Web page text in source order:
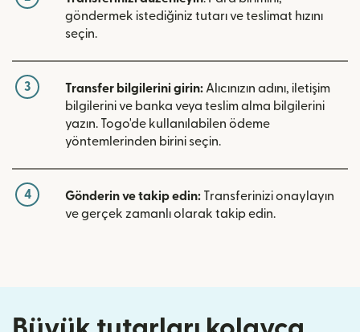
göndermek istediğiniz tutarı ve teslimat hızını
seçin.
3 Transfer bilgilerini girin: Alıcınızın adını, iletişim
bilgilerini ve banka veya teslim alma bilgilerini
yazın. Togo'de kullanılabilen ödeme
yöntemlerinden birini seçin.
4 Gönderin ve takip edin: Transferinizi onaylayın
ve gerçek zamanlı olarak takip edin.